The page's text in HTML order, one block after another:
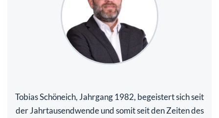
Tobias Schöneich, Jahrgang 1982, begeistert sich seit
der Jahrtausendwende und somit seit den Zeiten des